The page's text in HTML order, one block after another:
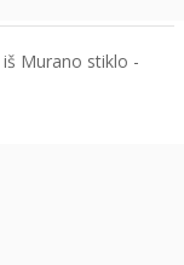
Murano stiklo -